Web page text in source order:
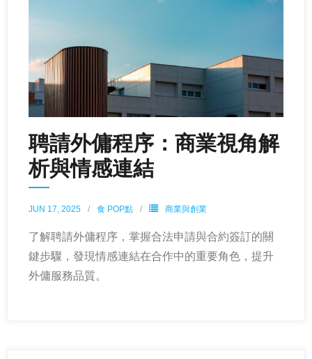
聘請外傭程序：商業視角解
析與情感連結
JUN 17, 2025 食 POP點 商業與創業
了解聘請外傭程序，掌握合法申請與合約簽訂的關
鍵步驟，發現情感連結在合作中的重要角色，提升
外傭服務品質。